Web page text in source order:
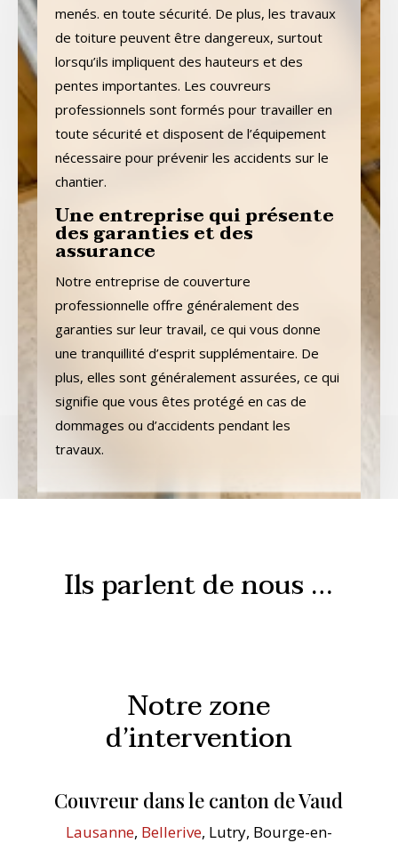
menés. en toute sécurité. De plus, les travaux
de toiture peuvent être dangereux, surtout
lorsqu’ils impliquent des hauteurs et des
pentes importantes. Les couvreurs
professionnels sont formés pour travailler en
toute sécurité et disposent de l’équipement
nécessaire pour prévenir les accidents sur le
chantier.
Une entreprise qui présente
des garanties et des
assurance
Notre entreprise de couverture
professionnelle offre généralement des
garanties sur leur travail, ce qui vous donne
une tranquillité d’esprit supplémentaire. De
plus, elles sont généralement assurées, ce qui
signifie que vous êtes protégé en cas de
dommages ou d’accidents pendant les
travaux.
Ils parlent de nous …
Notre zone
d’intervention
Couvreur dans le canton de Vaud
Lausanne, Bellerive, Lutry, Bourge-en-